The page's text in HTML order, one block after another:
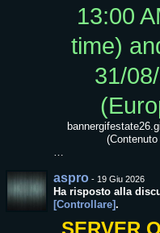
13:00
time)
31/
…
aspro - 19 Giu 2026
Ha risposto alla
[Controllare].
SERVER